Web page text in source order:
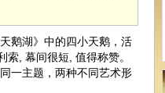
鹅湖》中的四小天鹅，活
, 幕间很短, 值得称赞。
一主题，两种不同艺术形